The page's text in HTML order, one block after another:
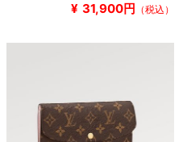
¥ 31,900円 （税込）